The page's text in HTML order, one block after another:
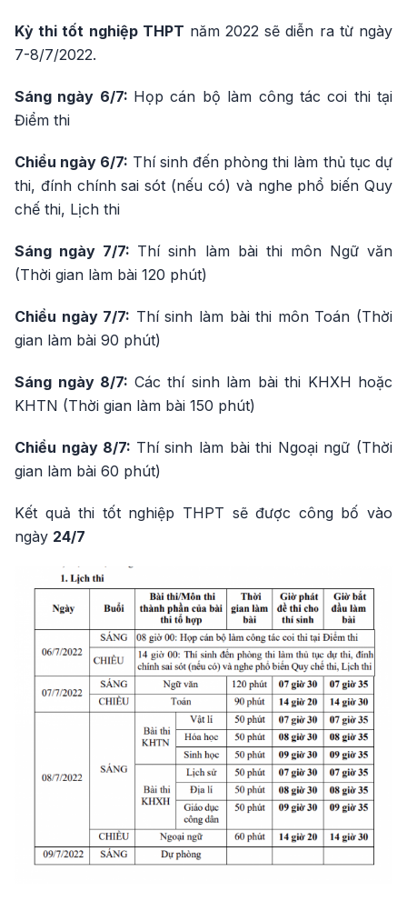
Kỳ thi tốt nghiệp THPT năm 2022 sẽ diễn ra từ ngày
7-8/7/2022.
Sáng ngày 6/7: Họp cán bộ làm công tác coi thi tại
Điểm thi
Chiều ngày 6/7: Thí sinh đến phòng thi làm thủ tục dự
thi, đính chính sai sót (nếu có) và nghe phổ biến Quy
chế thi, Lịch thi
Sáng ngày 7/7: Thí sinh làm bài thi môn Ngữ văn
(Thời gian làm bài 120 phút)
Chiều ngày 7/7: Thí sinh làm bài thi môn Toán (Thời
gian làm bài 90 phút)
Sáng ngày 8/7: Các thí sinh làm bài thi KHXH hoặc
KHTN (Thời gian làm bài 150 phút)
Chiều ngày 8/7: Thí sinh làm bài thi Ngoại ngữ (Thời
gian làm bài 60 phút)
Kết quả thi tốt nghiệp THPT sẽ được công bố vào
ngày 24/7